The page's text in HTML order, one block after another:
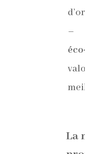
–
La